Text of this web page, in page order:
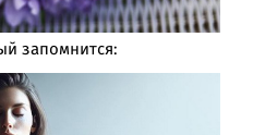
запомнится: